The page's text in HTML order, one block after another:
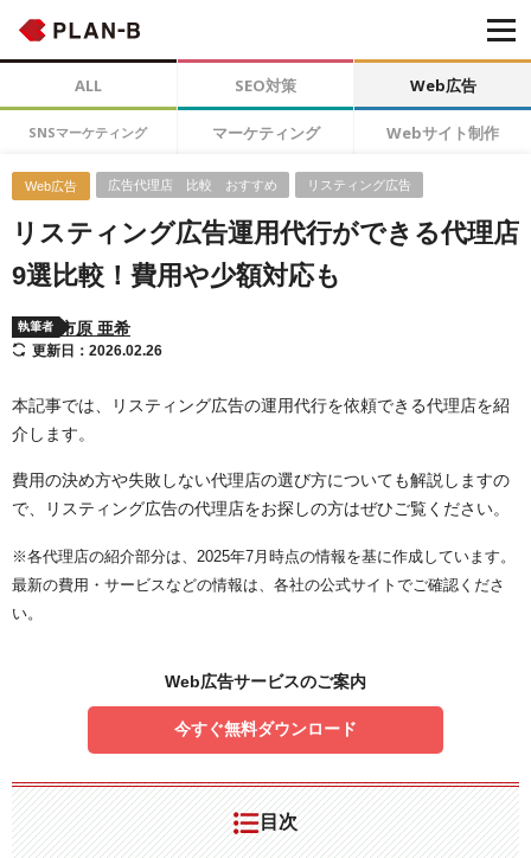
ALL SEO対策 Web広告
SNSマーケティング マーケティング Webサイト制作
Web広告 広告代理店 比較 おすすめ リスティング広告
リスティング広告運用代行ができる代理店
9選比較！費用や少額対応も
執筆者 市原 亜希
更新日：2026.02.26
本記事では、リスティング広告の運用代行を依頼できる代理店を紹
介します。
費用の決め方や失敗しない代理店の選び方についても解説しますの
で、リスティング広告の代理店をお探しの方はぜひご覧ください。
※各代理店の紹介部分は、2025年7月時点の情報を基に作成しています。
最新の費用・サービスなどの情報は、各社の公式サイトでご確認くださ
い。
Web広告サービスのご案内
今すぐ無料ダウンロード
目次